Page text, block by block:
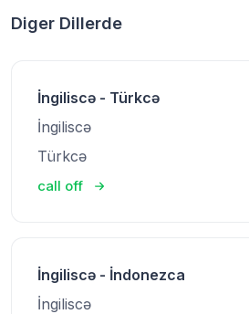
Diger Dillerde
İngiliscə - Türkcə
İngiliscə
Türkcə
call off
İngiliscə - İndonezca
İngiliscə